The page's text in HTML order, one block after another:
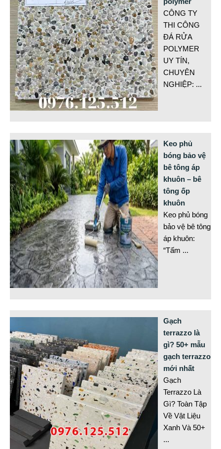
CÔNG TY
THI CÔNG
ĐÁ RỬA
POLYMER
UY TÍN,
CHUYÊN
NGHIỆP: ...
Keo phủ
bóng bảo vệ
bê tông áp
khuôn – bê
tông ốp
khuôn
Keo phủ bóng
bảo vệ bê tông
áp khuôn:
“Tấm ...
Gạch
terrazzo là
gì? 50+ mẫu
gạch terrazzo
mới nhất
Gạch
Terrazzo Là
Gì? Toàn Tập
Về Vật Liệu
Xanh Và 50+
...